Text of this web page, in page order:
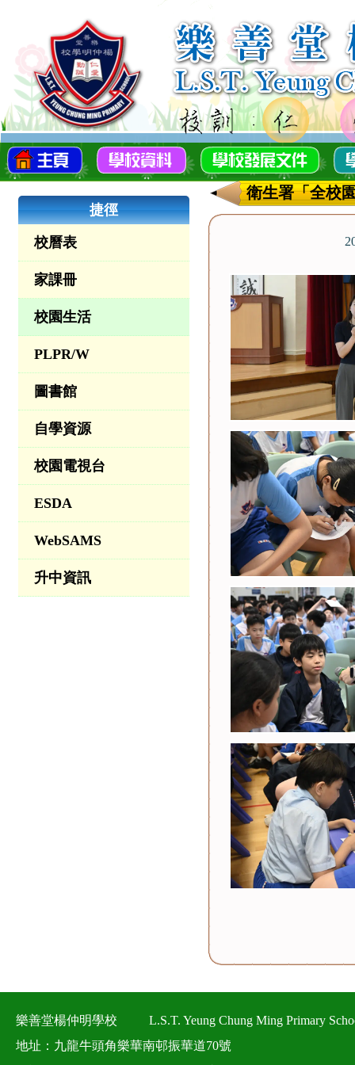
捷徑
校曆表
家課冊
校園生活
PLPR/W
圖書館
自學資源
校園電視台
ESDA
WebSAMS
升中資訊
衛生署「全校
樂善堂楊仲明學校
L.S.T. Yeung Chung Ming Primary
地址：九龍牛頭角樂華南邨振華道70號